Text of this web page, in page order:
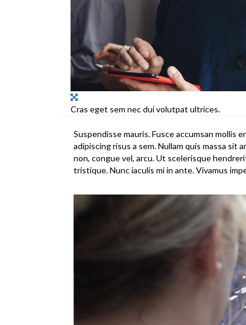
Cras eget sem nec dui volutpat ultrices.
Suspendisse mauris. Fusce accumsan mollis
adipiscing risus a sem. Nullam quis massa sit
non, congue vel, arcu. Ut scelerisque
tristique. Nunc iaculis mi in ante. Vivamus